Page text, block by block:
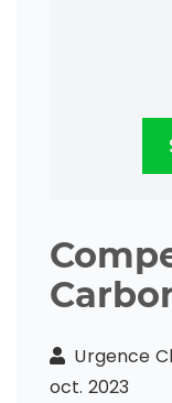
Urgence
oct. 2023